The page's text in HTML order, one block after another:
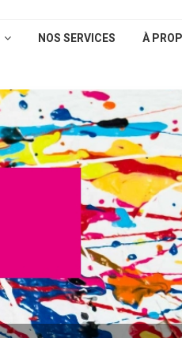
NOS SERVICES À